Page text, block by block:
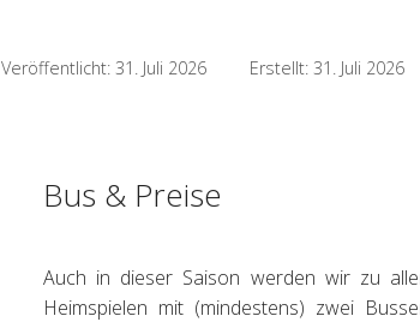
Veröffentlicht: 31. Juli 2026
Erstellt: 31. Juli 2026
Bus & Preise
Auch in dieser Saison werden wir zu
Heimspielen mit (mindestens) zwei